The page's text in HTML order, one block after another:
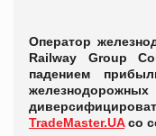
Оператор
Railway Group
падением
TradeMaster.UAсо